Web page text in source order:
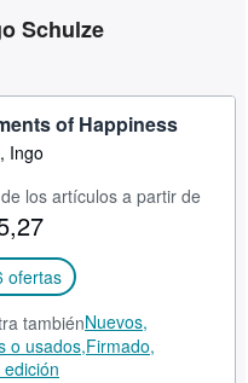
Schulze
of Happiness
Ingo
los artículos a partir de
ofertas
tambiénNuevos,
o usados,Firmado,